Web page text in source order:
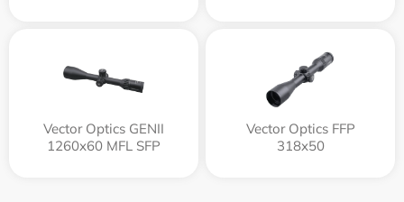
Vector Optics GENII
1260x60 MFL SFP
Vector Optics FFP
318x50